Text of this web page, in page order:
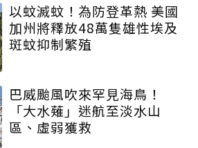
以蚊滅蚊！為防登革熱 美國
加州將釋放48萬隻雄性埃及
斑蚊抑制繁殖
巴威颱風吹來罕見海鳥！
「大水薙」迷航至淡水山
區、虛弱獲救